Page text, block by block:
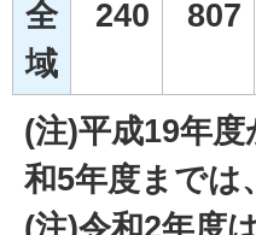
全
域
240 807
(注)平成19年
和5年度までは
(注)令和2年度